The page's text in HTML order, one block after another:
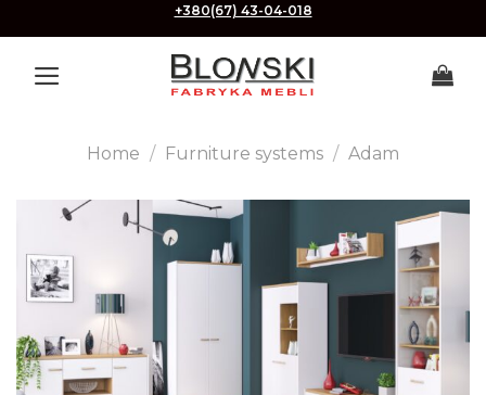
to
content
+380(67) 43-04-018
Home / Furniture systems / Adam